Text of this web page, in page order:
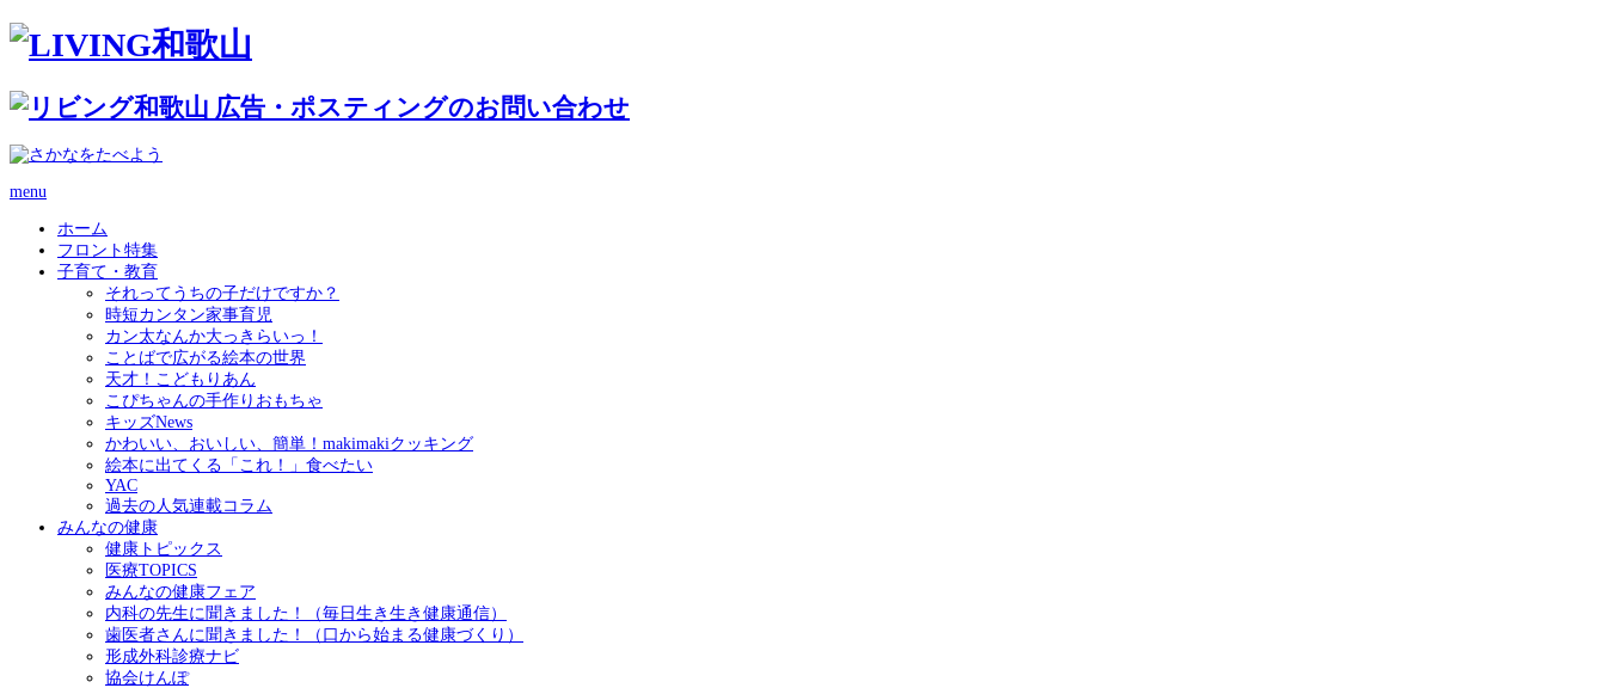
menu
ホーム
フロント特集
子育て・教育
それってうちの子だけですか？
時短カンタン家事育児
カン太なんか大っきらいっ！
ことばで広がる絵本の世界
天才！こどもりあん
こぴちゃんの手作りおもちゃ
キッズNews
かわいい、おいしい、簡単！makimakiクッキング
絵本に出てくる「これ！」食べたい
YAC
過去の人気連載コラム
みんなの健康
健康トピックス
医療TOPICS
みんなの健康フェア
内科の先生に聞きました！（毎日生き生き健康通信）
歯医者さんに聞きました！（口から始まる健康づくり）
形成外科診療ナビ
協会けんぽ